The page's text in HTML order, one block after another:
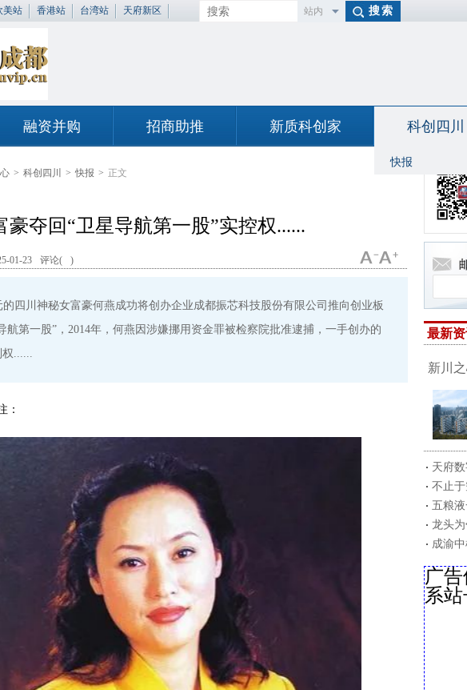
美站 香港站 台湾站 天府新区
站内
融资并购 招商助推 新质科创家 科创四川
快报
> 科创四川 > 快报 > 正文
豪夺回“卫星导航第一股”实控权......
01-23 评论( )
的四川神秘女富豪何燕成功将创办企业成都振芯科技股份有限公司推向创业板
航第一股”，2014年，何燕因涉嫌挪用资金罪被检察院批准逮捕，一手创办的
......
：
最新
新川
天府
不止
五粮
龙头
成渝
广
系